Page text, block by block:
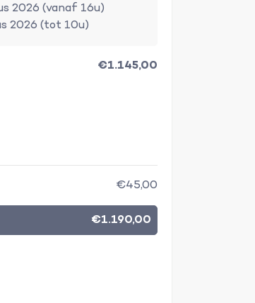
2026 (vanaf 16u)
2026 (tot 10u)
€1.145,00
€45,00
€1.190,00